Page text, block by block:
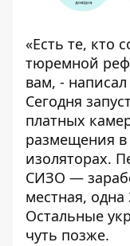
«Есть те, кто
тюремной
вам, -
Сегодня
платных
размещения в
изоляторах.
СИЗО —
местная,
Остальные
чуть позже.